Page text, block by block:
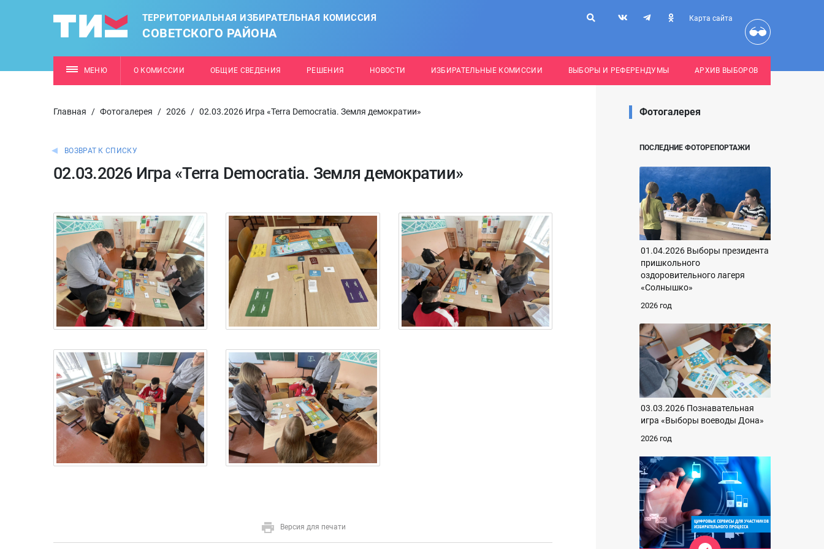
ТЕРРИТОРИАЛЬНАЯ ИЗБИРАТЕЛЬНАЯ КОМИССИЯ
СОВЕТСКОГО РАЙОНА
Карта сайта
МЕНЮ О КОМИССИИ ОБЩИЕ СВЕДЕНИЯ РЕШЕНИЯ НОВОСТИ ИЗБИРАТЕЛЬНЫЕ КОМИССИИ ВЫБОРЫ И РЕФЕРЕНДУМЫ АРХИВ ВЫБОРОВ
Главная / Фотогалерея / 2026 / 02.03.2026 Игра «Terra Democratia. Земля демократии»
ВОЗВРАТ К СПИСКУ
02.03.2026 Игра «Terra Democratia. Земля демократии»
Версия для печати
Фотогалерея
ПОСЛЕДНИЕ ФОТОРЕПОРТАЖИ
01.04.2026 Выборы президента
пришкольного
оздоровительного лагеря
«Солнышко»
2026 год
03.03.2026 Познавательная
игра «Выборы воеводы Дона»
2026 год